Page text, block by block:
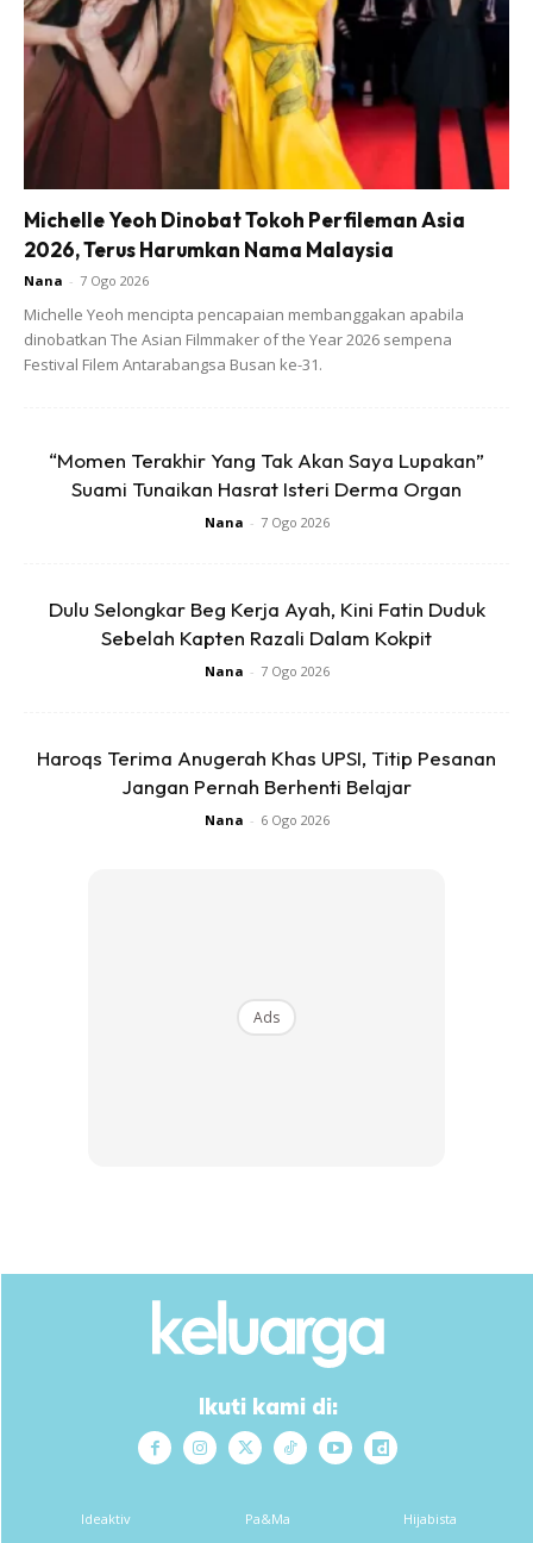
Ads
Michelle Yeoh Dinobat Tokoh Perfileman Asia
2026, Terus Harumkan Nama Malaysia
Nana - 7 Ogo 2026
Michelle Yeoh mencipta pencapaian membanggakan apabila
dinobatkan The Asian Filmmaker of the Year 2026 sempena
Festival Filem Antarabangsa Busan ke-31.
“Momen Terakhir Yang Tak Akan Saya Lupakan”
Suami Tunaikan Hasrat Isteri Derma Organ
Nana - 7 Ogo 2026
Dulu Selongkar Beg Kerja Ayah, Kini Fatin Duduk
Sebelah Kapten Razali Dalam Kokpit
Nana - 7 Ogo 2026
Haroqs Terima Anugerah Khas UPSI, Titip Pesanan
Jangan Pernah Berhenti Belajar
Nana - 6 Ogo 2026
Ads
Ikuti kami di:
Ideaktiv Pa&Ma Hijabista